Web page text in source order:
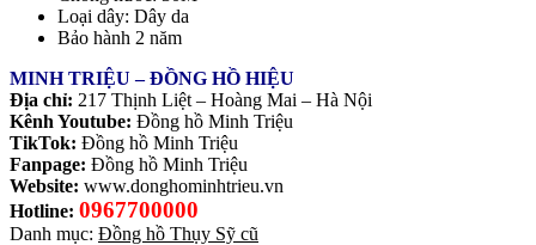
Loại dây: Dây da
Bảo hành 2 năm
MINH TRIỆU – ĐỒNG HỒ HIỆU
Địa chỉ: 217 Thịnh Liệt – Hoàng Mai – Hà Nội
Kênh Youtube: Đồng hồ Minh Triệu
TikTok: Đồng hồ Minh Triệu
Fanpage: Đồng hồ Minh Triệu
Website: www.donghominhtrieu.vn
Hotline: 0967700000
Danh mục: Đồng hồ Thụy Sỹ cũ